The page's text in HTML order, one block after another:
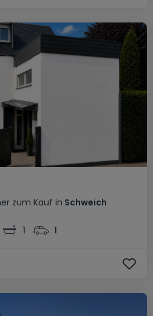
zum Kauf in Schweich
1 1